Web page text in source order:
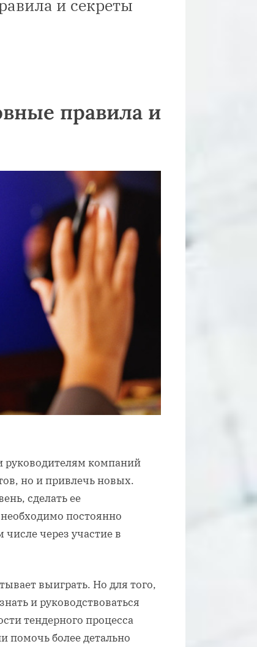
и секреты
правила и
руководителям компаний
но и привлечь новых.
сделать ее
постоянно
через участие в
выиграть. Но для того,
и руководствоваться
тендерного процесса
помочь более детально